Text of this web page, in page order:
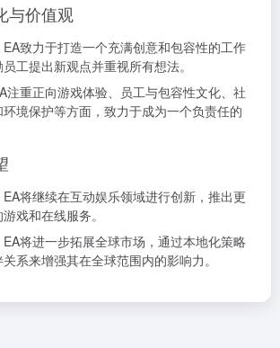
与价值观
EA致力于打造一个充满创意和包容性的工作
工提出新观点并重视所有想法。
注重正向游戏体验、员工与包容性文化、社
境保护等方面，致力于成为一个负责任的
EA将继续在互动娱乐领域进行创新，推出更
戏和在线服务。
EA将进一步拓展全球市场，通过本地化策略
系来增强其在全球范围内的影响力。